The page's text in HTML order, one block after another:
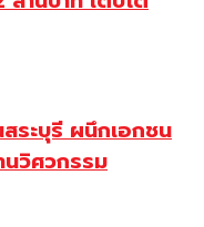
ระบุรี ผนึกเอกชน
นวิศวกรรม